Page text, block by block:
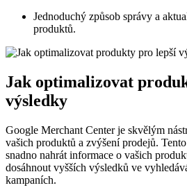
Jednoduchý způsob správy a
produktů.
Jak optimalizovat
výsledky
Google Merchant Center je skvělým
vašich produktů a zvýšení prodejů.
snadno nahrát informace o vašich
dosáhnout vyšších výsledků ve
kampaních.